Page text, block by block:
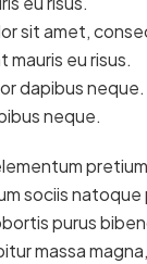
sit amet,
mauris eu risus.
dapibus neque.
neque.
sociis
purus
massa